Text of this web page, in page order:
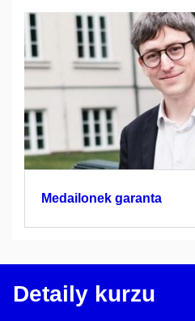
Medailonek garanta
Detaily kurzu